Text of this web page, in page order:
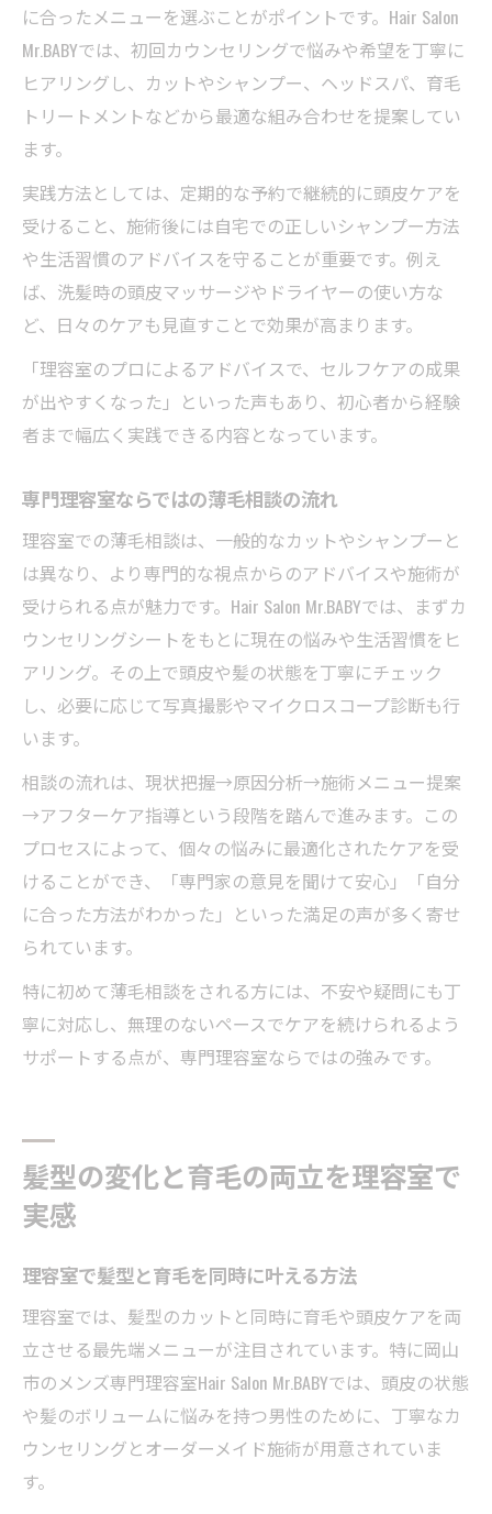
に合ったメニューを選ぶことがポイントです。Hair Salon
Mr.BABYでは、初回カウンセリングで悩みや希望を丁寧に
ヒアリングし、カットやシャンプー、ヘッドスパ、育毛
トリートメントなどから最適な組み合わせを提案してい
ます。
実践方法としては、定期的な予約で継続的に頭皮ケアを
受けること、施術後には自宅での正しいシャンプー方法
や生活習慣のアドバイスを守ることが重要です。例え
ば、洗髪時の頭皮マッサージやドライヤーの使い方な
ど、日々のケアも見直すことで効果が高まります。
「理容室のプロによるアドバイスで、セルフケアの成果
が出やすくなった」といった声もあり、初心者から経験
者まで幅広く実践できる内容となっています。
専門理容室ならではの薄毛相談の流れ
理容室での薄毛相談は、一般的なカットやシャンプーと
は異なり、より専門的な視点からのアドバイスや施術が
受けられる点が魅力です。Hair Salon Mr.BABYでは、まずカ
ウンセリングシートをもとに現在の悩みや生活習慣をヒ
アリング。その上で頭皮や髪の状態を丁寧にチェック
し、必要に応じて写真撮影やマイクロスコープ診断も行
います。
相談の流れは、現状把握→原因分析→施術メニュー提案
→アフターケア指導という段階を踏んで進みます。この
プロセスによって、個々の悩みに最適化されたケアを受
けることができ、「専門家の意見を聞けて安心」「自分
に合った方法がわかった」といった満足の声が多く寄せ
られています。
特に初めて薄毛相談をされる方には、不安や疑問にも丁
寧に対応し、無理のないペースでケアを続けられるよう
サポートする点が、専門理容室ならではの強みです。
髪型の変化と育毛の両立を理容室で
実感
理容室で髪型と育毛を同時に叶える方法
理容室では、髪型のカットと同時に育毛や頭皮ケアを両
立させる最先端メニューが注目されています。特に岡山
市のメンズ専門理容室Hair Salon Mr.BABYでは、頭皮の状態
や髪のボリュームに悩みを持つ男性のために、丁寧なカ
ウンセリングとオーダーメイド施術が用意されていま
す。